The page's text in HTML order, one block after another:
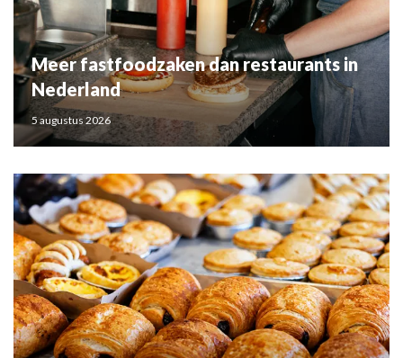
Meer fastfoodzaken dan restaurants in
Nederland
5 augustus 2026